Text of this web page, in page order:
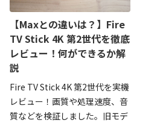
【Maxとの違いは？】Fire
TV Stick 4K 第2世代を徹底
レビュー！何ができるか解
説
Fire TV Stick 4K 第2世代を実機
レビュー！画質や処理速度、音
質などを検証しました。旧モデ